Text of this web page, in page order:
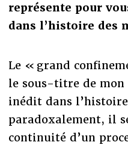
représente pour
dans l’histoire des
Le « grand
le sous-titre de mon
inédit dans
paradoxalement, il
continuité d’un